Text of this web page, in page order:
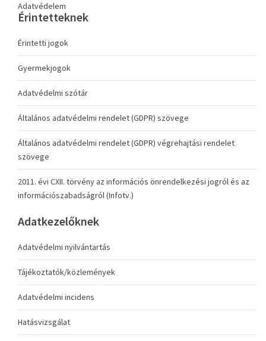
Adatvédelem
Érintetteknek
Érintetti jogok
Gyermekjogok
Adatvédelmi szótár
Általános adatvédelmi rendelet (GDPR) szövege
Általános adatvédelmi rendelet (GDPR) végrehajtási rendelet
szövege
2011. évi CXII. törvény az információs önrendelkezési jogról és az
információszabadságról (Infotv.)
Adatkezelőknek
Adatvédelmi nyilvántartás
Tájékoztatók/közlemények
Adatvédelmi incidens
Hatásvizsgálat